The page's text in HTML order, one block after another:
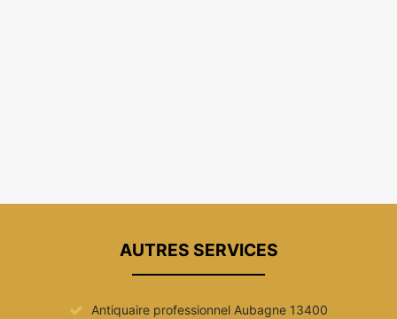
AUTRES SERVICES
Antiquaire professionnel Aubagne 13400